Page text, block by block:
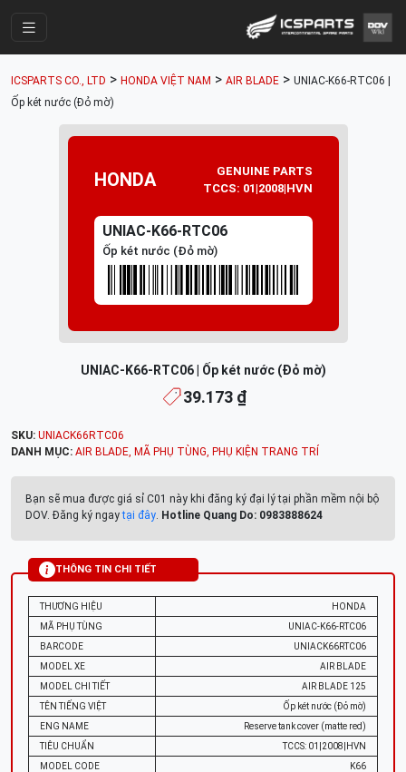
Parts Catalogue
Mã Phụ Tùng
Tài khoản
ICSPARTS CO., LTD > HONDA VIỆT NAM > AIR BLADE > UNIAC-K66-RTC06 |
Ốp két nước (Đỏ mờ)
HONDA
GENUINE PARTS
TCCS: 01|2008|HVN
UNIAC-K66-RTC06
Ốp két nước (Đỏ mờ)
UNIAC-K66-RTC06 | Ốp két nước (Đỏ mờ)
39.173 ₫
SKU: UNIACK66RTC06
DANH MỤC: AIR BLADE, MÃ PHỤ TÙNG, PHỤ KIỆN TRANG TRÍ
Bạn sẽ mua được giá sỉ C01 này khi đăng ký đại lý tại phần mềm nội bộ
DOV. Đăng ký ngaytại đây. Hotline Quang Do: 0983888624
THÔNG TIN CHI TIẾT
THƯƠNG HIỆU
HONDA
MÃ PHỤ TÙNG
UNIAC-K66-RTC06
BARCODE
UNIACK66RTC06
MODEL XE
AIR BLADE
MODEL CHI TIẾT
AIR BLADE 125
TÊN TIẾNG VIỆT
Ốp két nước (Đỏ mờ)
ENG NAME
Reserve tank cover (matte red)
TIÊU CHUẨN
TCCS: 01|2008|HVN
MODEL CODE
K66